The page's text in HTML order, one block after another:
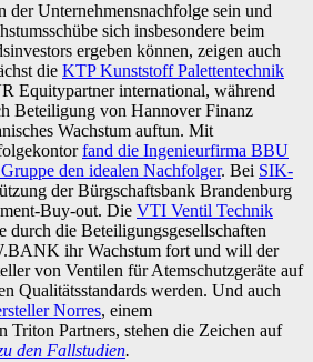
der Unternehmensnachfolge sein und
sich insbesondere beim
ergeben können, zeigen auch
die KTP Kunststoff Palettentechnik
Equitypartner international, während
Beteiligung von Hannover Finanz
Wachstum auftun. Mit
fand die Ingenieurfirma BBU
den idealen Nachfolger. Bei SIK-
der Bürgschaftsbank Brandenburg
Buy-out. Die VTI Ventil Technik
durch die Beteiligungsgesellschaften
ihr Wachstum fort und will der
von Ventilen für Atemschutzgeräte auf
Qualitätsstandards werden. Und auch
Norres, einem
Triton Partners, stehen die Zeichen auf
den Fallstudien.